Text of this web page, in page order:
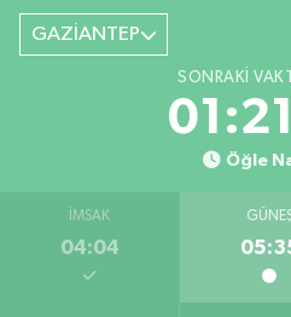
GAZİANTEP
SONRAKI
Öğle
İMSAK
04:04